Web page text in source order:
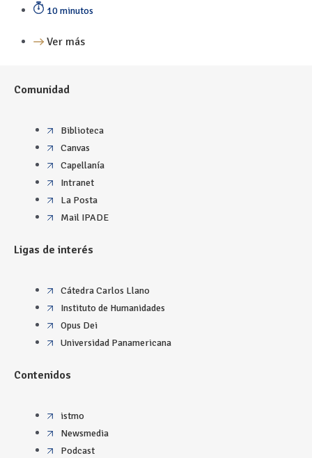
10 minutos
Ver más
Comunidad
Biblioteca
Canvas
Capellanía
Intranet
La Posta
Mail IPADE
Ligas de interés
Cátedra Carlos Llano
Instituto de Humanidades
Opus Dei
Universidad Panamericana
Contenidos
istmo
Newsmedia
Podcast